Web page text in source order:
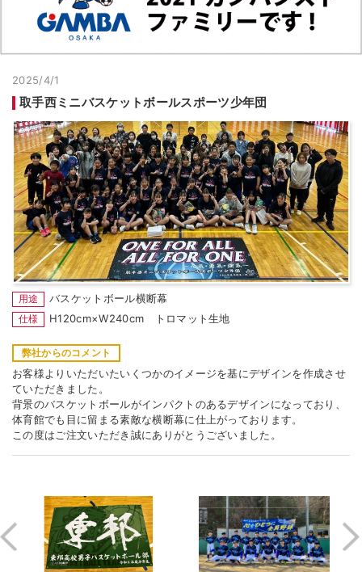
2025/4/1
取手西ミニバスケットボールスポーツ少年団
用途 バスケットボール横断幕
仕様 H120cm×W240cm トロマット生地
弊社からのコメント
お客様よりいただいたいくつかのイメージを基にデザインを作成させ
ていただきました。
背景のバスケットボールがインパクトのあるデザインになっており、
体育館でも目に留まる素敵な横断幕に仕上がっております。
この度はご注文いただき誠にありがとうございました。